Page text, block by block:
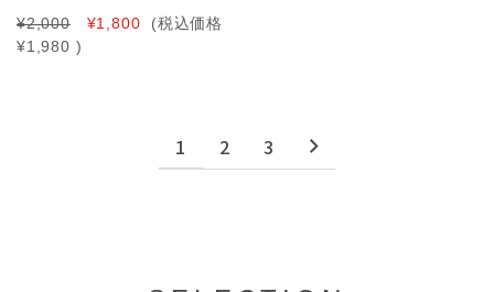
¥2,000 ¥1,800
(税込価格
¥1,980 )
1 2 3